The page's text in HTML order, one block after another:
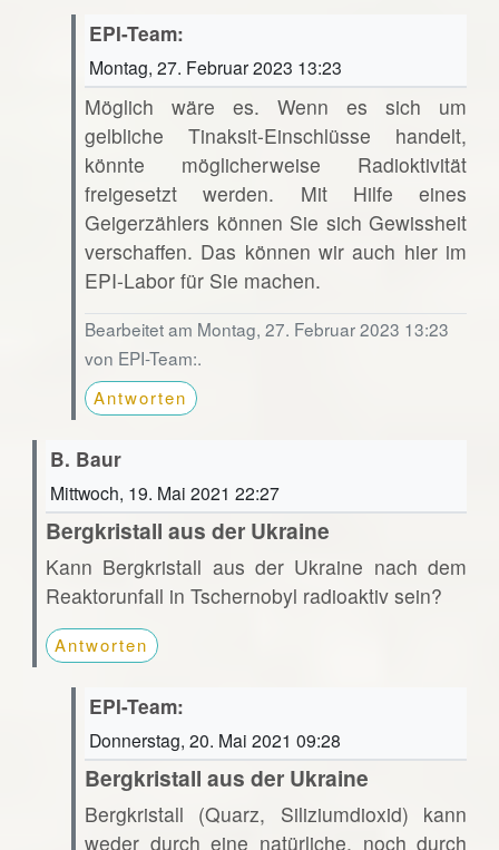
EPI-Team:
Montag, 27. Februar 2023 13:23
Möglich wäre es. Wenn es sich um
gelbliche Tinaksit-Einschlüsse handelt,
könnte möglicherweise Radioktivität
freigesetzt werden. Mit Hilfe eines
Geigerzählers können Sie sich Gewissheit
verschaffen. Das können wir auch hier im
EPI-Labor für Sie machen.
Bearbeitet am Montag, 27. Februar 2023 13:23
von EPI-Team:.
Antworten
B. Baur
Mittwoch, 19. Mai 2021 22:27
Bergkristall aus der Ukraine
Kann Bergkristall aus der Ukraine nach dem
Reaktorunfall in Tschernobyl radioaktiv sein?
Antworten
EPI-Team:
Donnerstag, 20. Mai 2021 09:28
Bergkristall aus der Ukraine
Bergkristall (Quarz, Siliziumdioxid) kann
weder durch eine natürliche, noch durch